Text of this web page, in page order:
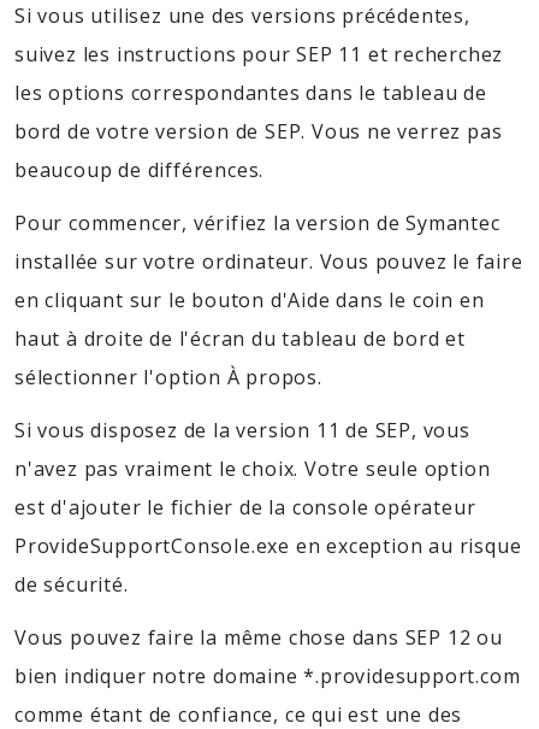
Si vous utilisez une des versions précédentes,
suivez les instructions pour SEP 11 et recherchez
les options correspondantes dans le tableau de
bord de votre version de SEP. Vous ne verrez pas
beaucoup de différences.
Pour commencer, vérifiez la version de Symantec
installée sur votre ordinateur. Vous pouvez le faire
en cliquant sur le bouton d'Aide dans le coin en
haut à droite de l'écran du tableau de bord et
sélectionner l'option À propos.
Si vous disposez de la version 11 de SEP, vous
n'avez pas vraiment le choix. Votre seule option
est d'ajouter le fichier de la console opérateur
ProvideSupportConsole.exe en exception au risque
de sécurité.
Vous pouvez faire la même chose dans SEP 12 ou
bien indiquer notre domaine *.providesupport.com
comme étant de confiance, ce qui est une des